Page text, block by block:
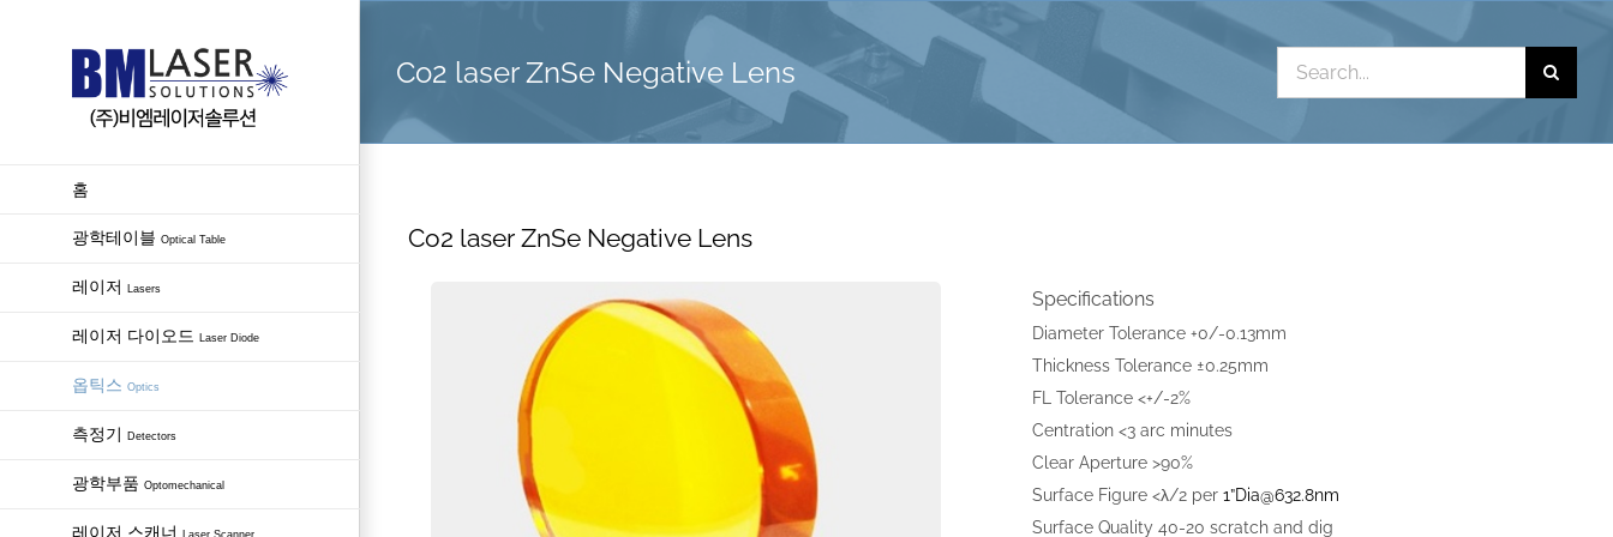
홈
광학테이블 Optical Table
레이저 Lasers
레이저 다이오드 Laser Diode
옵틱스 Optics
측정기 Detectors
광학부품 Optomechanical
레이저 스캐너 Laser Scanner
Co2 laser ZnSe Negative Lens
Search
for:
Co2 laser ZnSe Negative Lens
Specifications
Diameter Tolerance +0/-0.13mm
Thickness Tolerance ±0.25mm
FL Tolerance <+/-2%
Centration <3 arc minutes
Clear Aperture >90%
Surface Figure <λ/2 per 1”Dia@632.8nm
Surface Quality 40-20 scratch and dig